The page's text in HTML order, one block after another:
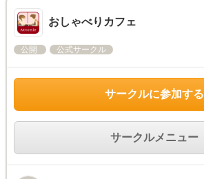
おしゃべりカフェ
公開 公式サークル
サークルに参加する
サークルメニュー